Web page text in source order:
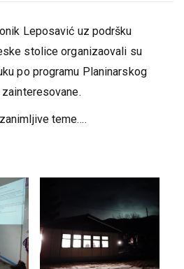
Leposavić uz podršku
stolice organizaovali su
po programu Planinarskog
teme….